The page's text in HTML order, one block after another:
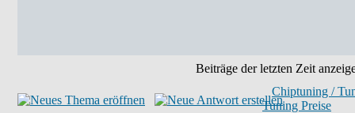
Beiträge der letzten Zeit
Chiptuning /
Tuning Preise